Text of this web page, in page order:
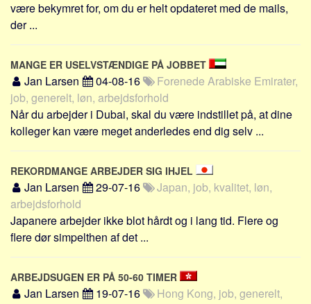
være bekymret for, om du er helt opdateret med de mails,
der ...
MANGE ER USELVSTÆNDIGE PÅ JOBBET
Jan Larsen 04-08-16
Forenede Arabiske Emirater,
job, generelt, løn, arbejdsforhold
Når du arbejder i Dubai, skal du være indstillet på, at dine
kolleger kan være meget anderledes end dig selv ...
REKORDMANGE ARBEJDER SIG IHJEL
Jan Larsen 29-07-16
Japan, job, kvalitet, løn,
arbejdsforhold
Japanere arbejder ikke blot hårdt og i lang tid. Flere og
flere dør simpelthen af det ...
ARBEJDSUGEN ER PÅ 50-60 TIMER
Jan Larsen 19-07-16
Hong Kong, job, generelt,